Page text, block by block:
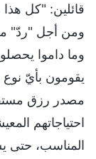
قائلين: "كل هذا
ومن أجل "ردّ"
وما داموا
يقومون بأيّ
مصدر رزق
احتياجاتهم
المناسب، حتى